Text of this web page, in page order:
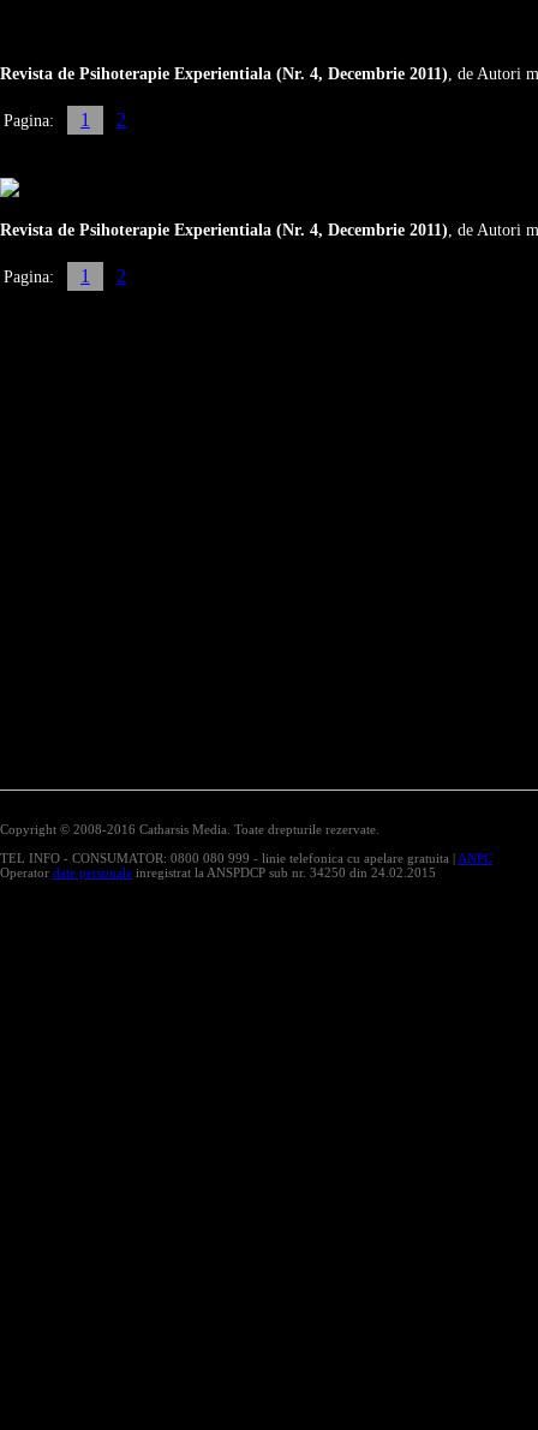
Revista de Psihoterapie Experientiala (Nr. 4, Decembrie 2011), de Autori
Pagina: 1 2
Revista de Psihoterapie Experientiala (Nr. 4, Decembrie 2011), de Autori
Pagina: 1 2
Copyright © 2008-2016 Catharsis Media. Toate drepturile rezervate.
TEL INFO - CONSUMATOR: 0800 080 999 - linie telefonica cu apelare gratuita | ANPC
Operator date personale inregistrat la ANSPDCP sub nr. 34250 din 24.02.2015